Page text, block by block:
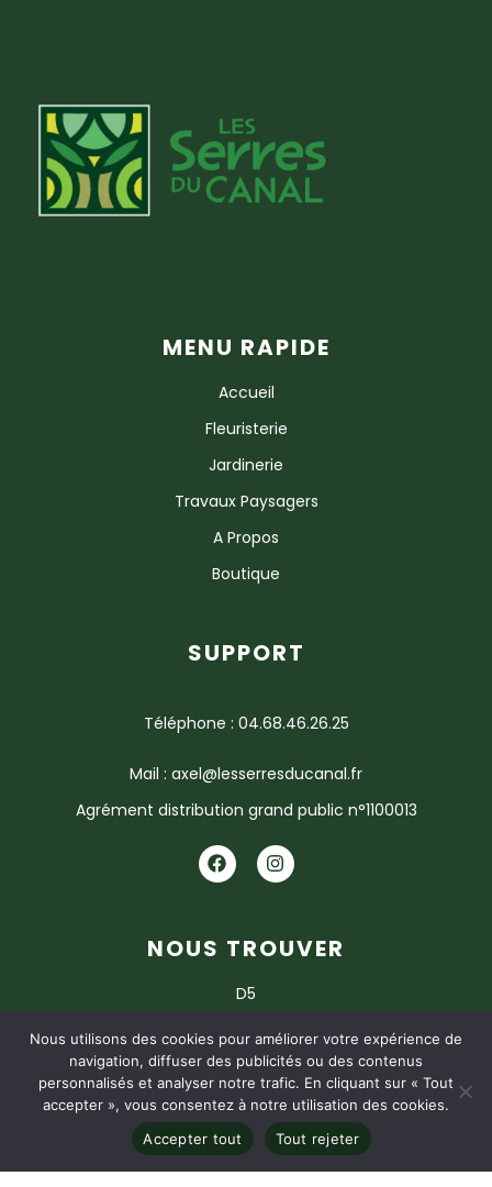
MENU RAPIDE
Accueil
Fleuristerie
Jardinerie
Travaux Paysagers
A Propos
Boutique
SUPPORT
Téléphone : 04.68.46.26.25
Mail : axel@lesserresducanal.fr
Agrément distribution grand public n°1100013
NOUS TROUVER
D5
MENTIONS LÉGALES
POLITIQUE DE CONFIDENTIALITÉ
Studio Boost Communication– Tous droits
réservés
Nous utilisons des cookies pour améliorer votre expérience de
navigation, diffuser des publicités ou des contenus
personnalisés et analyser notre trafic. En cliquant sur « Tout
accepter », vous consentez à notre utilisation des cookies.
Accepter tout
Tout rejeter